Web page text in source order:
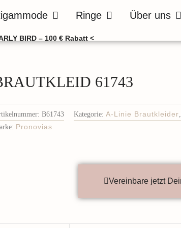
Öffne Bräutigammode
Ringe Öffne RingeÜber uns
BIRD – 100 € Rabatt <
61743
B61743 Kategorie: A-Linie Brautkleider
Pronovias
Vereinbare jetzt